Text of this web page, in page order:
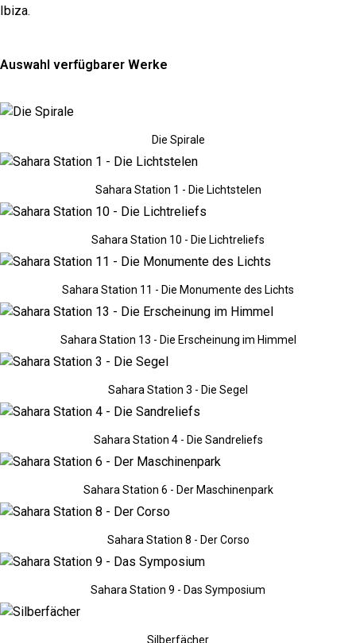
Ibiza.
Auswahl verfügbarer Werke
Die Spirale
Sahara Station 1 - Die Lichtstelen
Sahara Station 10 - Die Lichtreliefs
Sahara Station 11 - Die Monumente des Lichts
Sahara Station 13 - Die Erscheinung im Himmel
Sahara Station 3 - Die Segel
Sahara Station 4 - Die Sandreliefs
Sahara Station 6 - Der Maschinenpark
Sahara Station 8 - Der Corso
Sahara Station 9 - Das Symposium
Silberfächer